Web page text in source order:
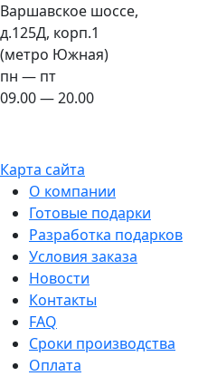
Варшавское шоссе,
д.125Д, корп.1
(метро Южная)
пн — пт
09.00 — 20.00
Карта сайта
О компании
Готовые подарки
Разработка подарков
Условия заказа
Новости
Контакты
FAQ
Сроки производства
Оплата